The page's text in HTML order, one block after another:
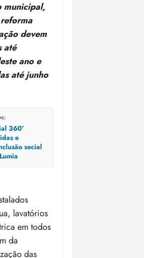
municipal,
devem
até
ano e
até junho
360°
e
social
lavatórios
em todos
da
das